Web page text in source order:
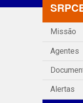
Missão
Agentes
Alertas